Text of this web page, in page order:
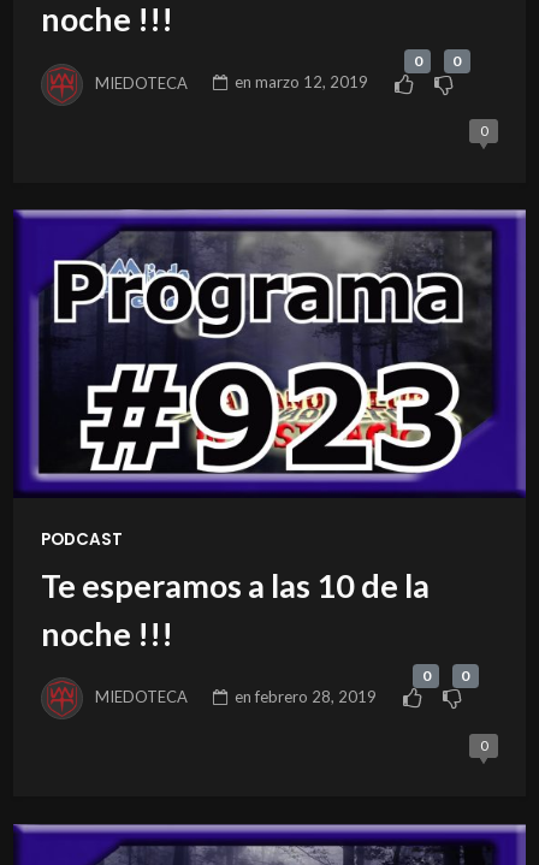
noche !!!
MIEDOTECA enmarzo 12, 2019
0 0
0
PODCAST
Te esperamos a las 10 de la
noche !!!
MIEDOTECA enfebrero 28, 2019
0 0
0